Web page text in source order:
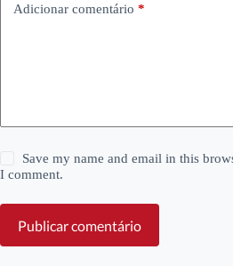
Adicionar comentário *
Save my name and email in this
I comment.
Publicar comentário